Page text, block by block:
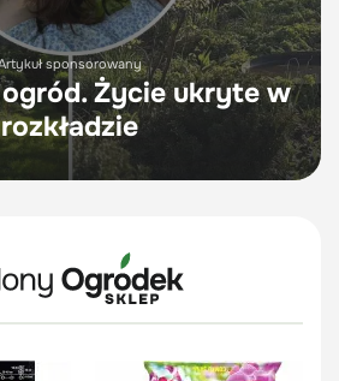
sponsorowany
Życie ukryte w
rozkładzie